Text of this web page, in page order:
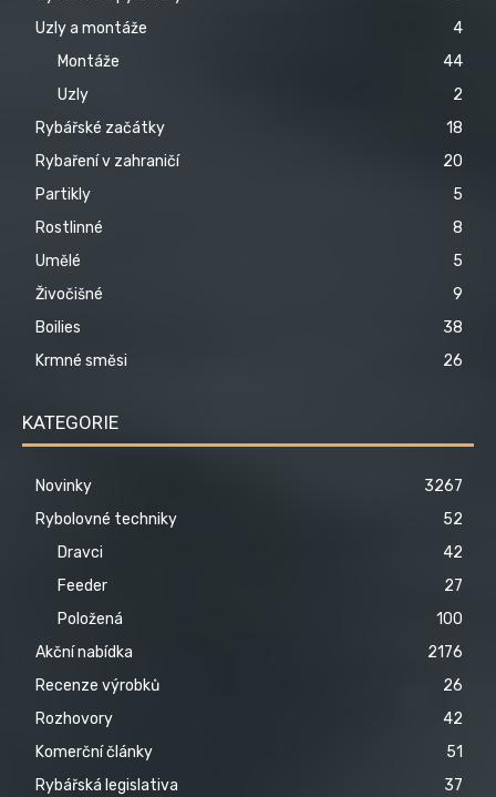
Uzly a montáže
4
Montáže
44
Uzly
2
Rybářské začátky
18
Rybaření v zahraničí
20
Partikly
5
Rostlinné
8
Umělé
5
Živočišné
9
Boilies
38
Krmné směsi
26
KATEGORIE
Novinky
3267
Rybolovné techniky
52
Dravci
42
Feeder
27
Položená
100
Akční nabídka
2176
Recenze výrobků
26
Rozhovory
42
Komerční články
51
Rybářská legislativa
37